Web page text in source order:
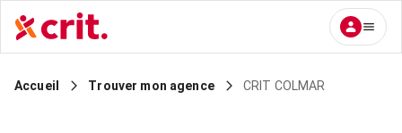
Accueil Trouver mon agence CRIT COLMAR